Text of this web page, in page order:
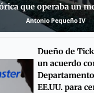
que operaba un
Antonio Pequeño IV
Dueño de
un acuerdo
EE.UU. para